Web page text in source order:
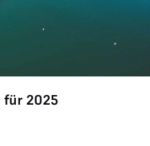
für 2025